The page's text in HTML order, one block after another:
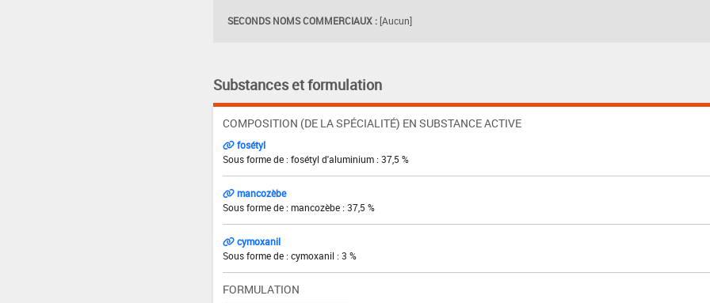
SECONDS NOMS COMMERCIAUX : [Aucun]
Substances et formulation
COMPOSITION (DE LA SPÉCIALITÉ) EN SUBSTANCE ACTIVE
fosétyl
Sous forme de : fosétyl d'aluminium : 37,5 %
mancozèbe
Sous forme de : mancozèbe : 37,5 %
cymoxanil
Sous forme de : cymoxanil : 3 %
FORMULATION